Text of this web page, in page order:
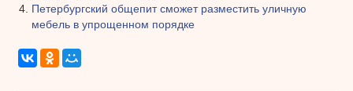
Петербургский общепит сможет разместить уличную
мебель в упрощенном порядке